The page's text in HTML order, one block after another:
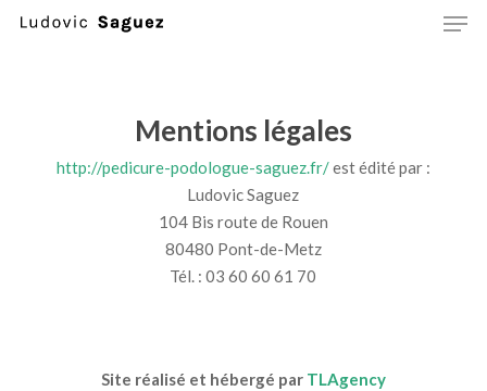
Skip
Mentions légales
http://pedicure-podologue-saguez.fr/est édité par :
Ludovic Saguez
104 Bis route de Rouen
80480 Pont-de-Metz
Tél. : 03 60 60 61 70
Site réalisé et hébergé par TLAgency